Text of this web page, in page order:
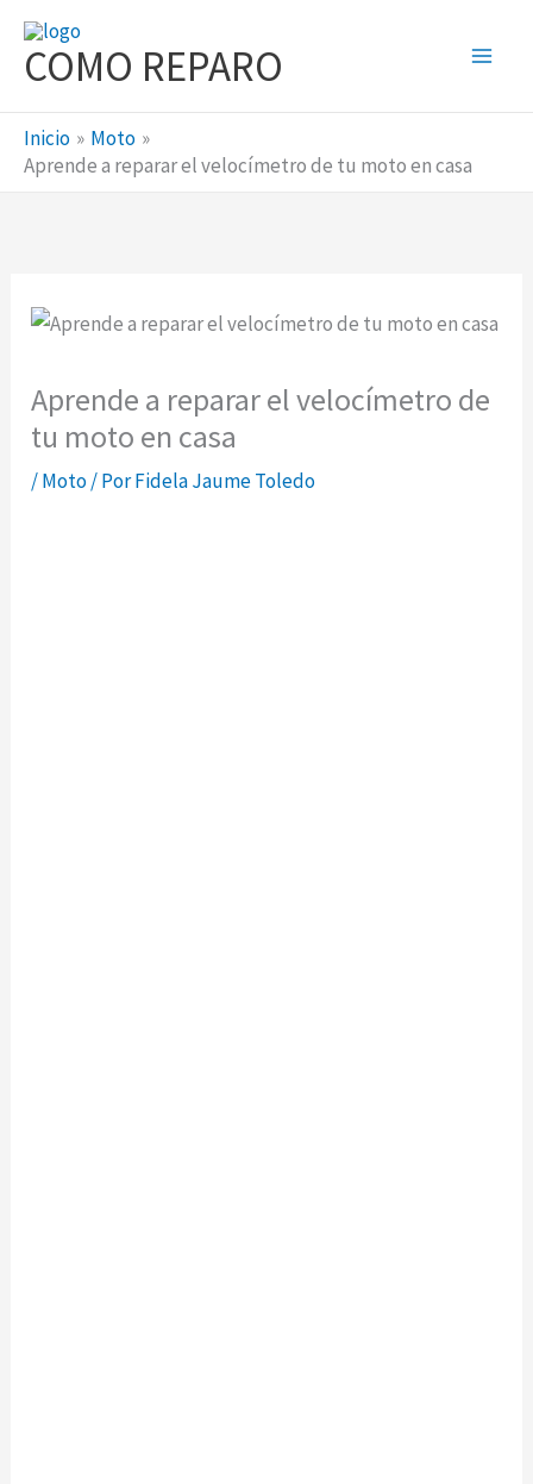
contenido
COMO REPARO
Inicio
Moto
Aprende a reparar el velocímetro de tu moto en casa
Aprende a reparar el velocímetro de
tu moto en casa
/Moto/ PorFidela Jaume Toledo